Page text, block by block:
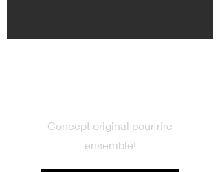
Concept original pour rire
ensemble!